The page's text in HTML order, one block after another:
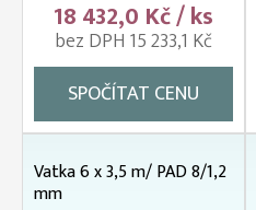
18 432,0 Kč / ks
bez DPH 15 233,1 Kč
SPOČÍTAT CENU
Vatka 6 x 3,5 m/ PAD 8/1,2
mm